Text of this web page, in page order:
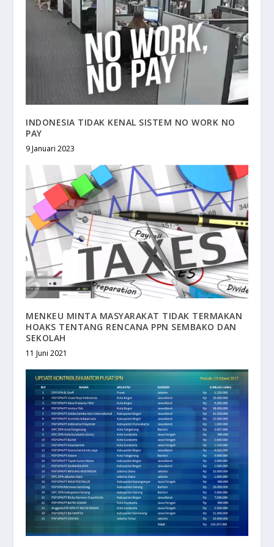
INDONESIA TIDAK KENAL SISTEM NO WORK NO
PAY
9 Januari 2023
MENKEU MINTA MASYARAKAT TIDAK TERMAKAN
HOAKS TENTANG RENCANA PPN SEMBAKO DAN
SEKOLAH
11 Juni 2021